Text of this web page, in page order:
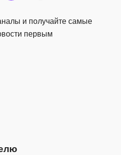
и получайте самые
первым